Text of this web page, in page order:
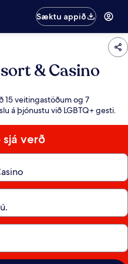
Sæktu appið
& Casino
15 veitingastöðum og 7
á þjónustu við LGBTQ+ gesti.
verð